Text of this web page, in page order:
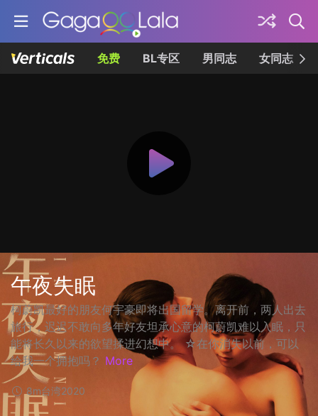
免费 BL专区 男同志 女同志
午夜失眠
柯蔚凯最好的朋友何宇豪即将出国留学。离开前，两人出去
旅行，迟迟不敢向多年好友坦承心意的柯蔚凯难以入眠，只
能将长久以来的欲望揉进幻想中。 ☆在你消失以前，可以
给我一个拥抱吗？ More
8m台湾2020